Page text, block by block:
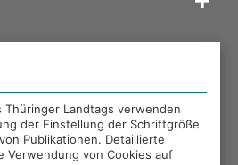
LANDTAGS
Landtags verwenden
der Einstellung der Schriftgröße
Publikationen. Detaillierte
Verwendung von Cookies auf